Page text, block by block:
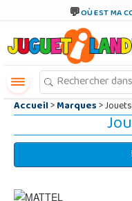
OÙ EST MA
Accueil>Marques>